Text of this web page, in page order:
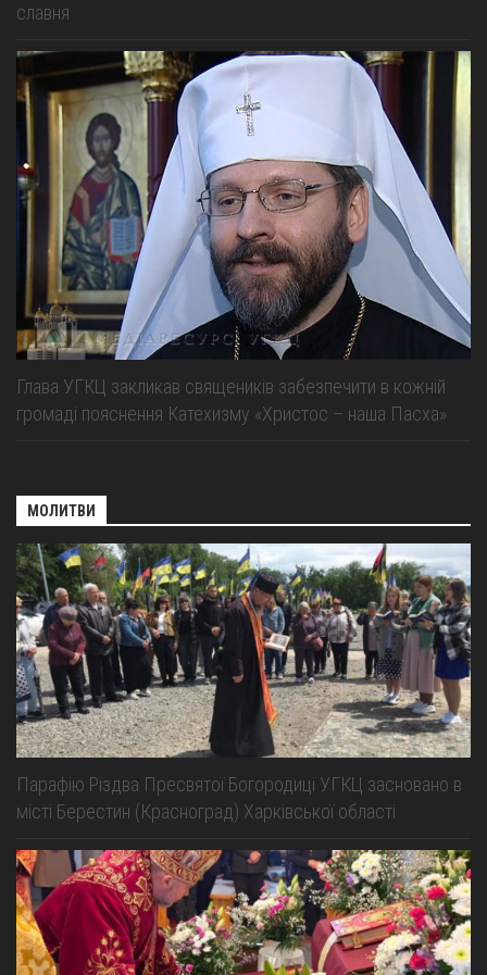
славня
Глава УГКЦ закликав священиків забезпечити в кожній
громаді пояснення Катехизму «Христос – наша Пасха»
МОЛИТВИ
Парафію Різдва Пресвятої Богородиці УГКЦ засновано в
місті Берестин (Красноград) Харківської області